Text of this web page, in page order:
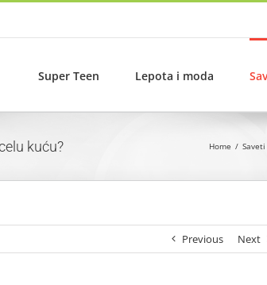
Super Teen Lepota i moda
kuću? Home Saveti
Previous Next